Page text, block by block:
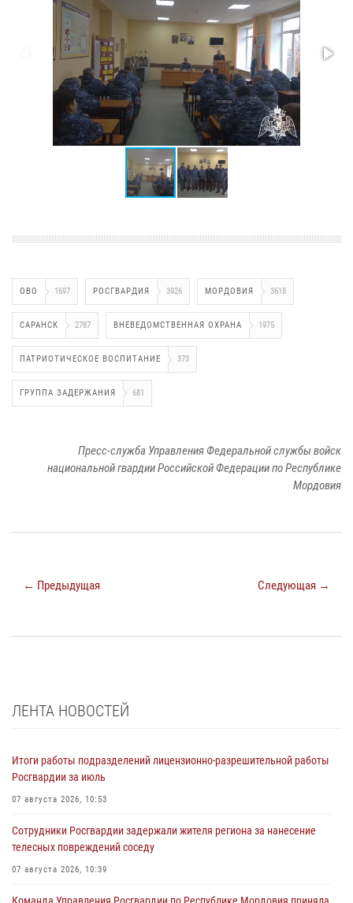
ОВО 1697 РОСГВАРДИЯ 3926 МОРДОВИЯ 3618
САРАНСК 2787 ВНЕВЕДОМСТВЕННАЯ ОХРАНА 1975
ПАТРИОТИЧЕСКОЕ ВОСПИТАНИЕ 373
ГРУППА ЗАДЕРЖАНИЯ 681
Пресс-служба Управления Федеральной службы войск
национальной гвардии Российской Федерации по Республике
Мордовия
← Предыдущая Следующая →
ЛЕНТА НОВОСТЕЙ
Итоги работы подразделений лицензионно-разрешительной работы
Росгвардии за июль
07 августа 2026, 10:53
Сотрудники Росгвардии задержали жителя региона за нанесение
телесных повреждений соседу
07 августа 2026, 10:39